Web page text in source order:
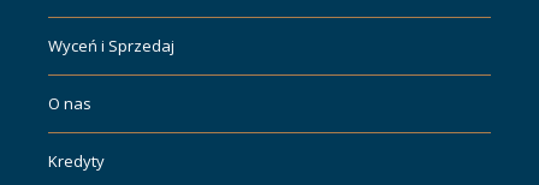
Wyceń i Sprzedaj
O nas
Kredyty